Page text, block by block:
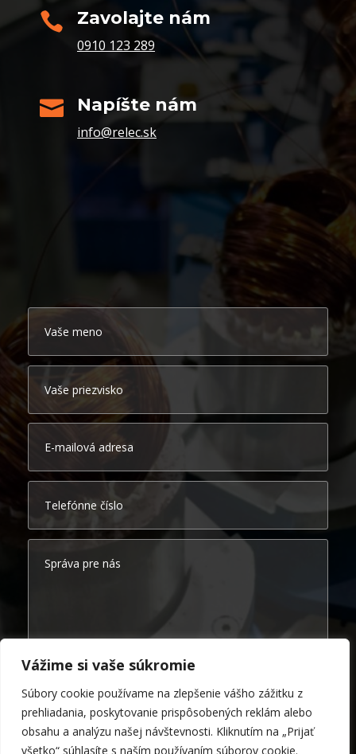
Vážime si vaše súkromie
Súbory cookie používame na zlepšenie vášho zážitku z
prehliadania, poskytovanie prispôsobených reklám alebo
obsahu a analýzu našej návštevnosti. Kliknutím na „Prijať
všetko“ súhlasíte s naším používaním súborov cookie.
 Zavolajte nám
0910 123 289
 Napíšte nám
info@relec.sk
15 + 2